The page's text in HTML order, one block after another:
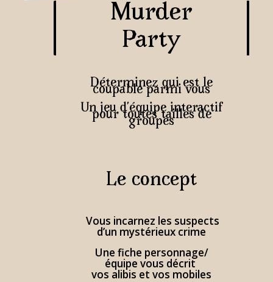
Murder
Party
Déterminez qui est le
coupable parmi vous
Un jeu d’équipe interactif
pour toutes tailles de
groupes
Le concept
Vous incarnez les suspects
d’un mystérieux crime
Une fiche personnage/
équipe vous décrit
vos alibis et vos mobiles